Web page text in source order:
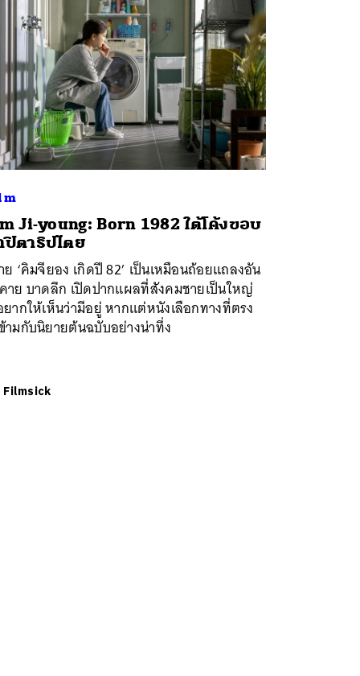
Ji-young: Born 1982 ใต้โค้งขอบ
ตาธิปไตย
‘คิมจียอง เกิดปี 82’ เป็นเหมือนถ้อยแถลงอัน
าย บาดลึก เปิดปากแผลที่สังคมชายเป็นใหญ่
ากให้เห็นว่ามีอยู่ หากแต่หนังเลือกทางที่ตรง
ามกับนิยายต้นฉบับอย่างน่าทึ่ง
Filmsick